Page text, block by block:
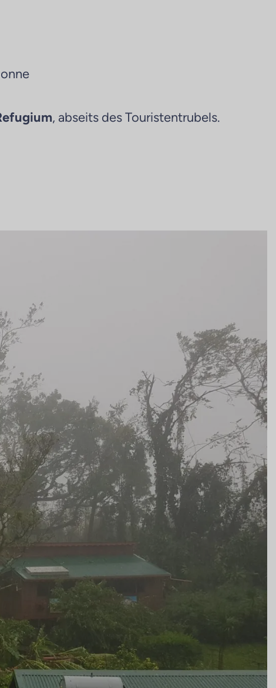
, abseits des Touristentrubels.